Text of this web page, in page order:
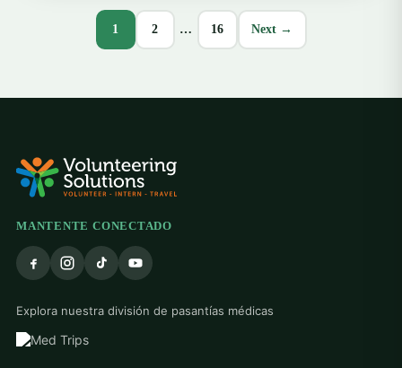
1 2 … 16 Next →
MANTENTE CONECTADO
Explora nuestra división de pasantías médicas